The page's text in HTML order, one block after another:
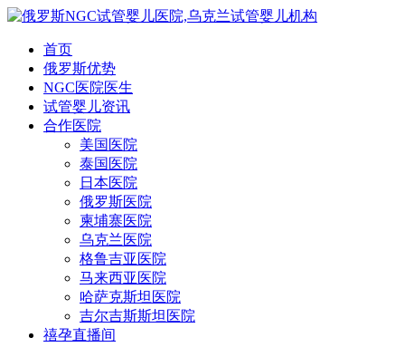
首页
俄罗斯优势
NGC医院医生
试管婴儿资讯
合作医院
美国医院
泰国医院
日本医院
俄罗斯医院
柬埔寨医院
乌克兰医院
格鲁吉亚医院
马来西亚医院
哈萨克斯坦医院
吉尔吉斯斯坦医院
禧孕直播间